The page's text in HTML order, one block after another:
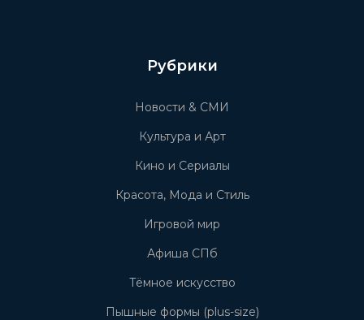
Рубрики
Новости & СМИ
Культура и Арт
Кино и Сериалы
Красота, Мода и Стиль
Игровой мир
Афиша СПб
Тёмное искусство
Пышные формы (plus-size)